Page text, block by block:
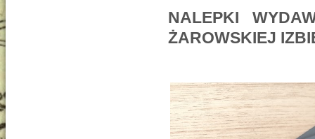
NALEPKI
ŻAROWSKIEJ